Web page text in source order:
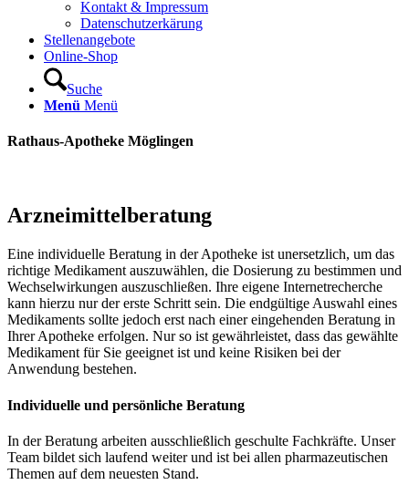
Kontakt & Impressum
Datenschutzerkärung
Stellenangebote
Online-Shop
Suche
Menü Menü
Rathaus-Apotheke Möglingen
Arzneimittelberatung
Eine individuelle Beratung in der Apotheke ist unersetzlich, um das
richtige Medikament auszuwählen, die Dosierung zu bestimmen und
Wechselwirkungen auszuschließen. Ihre eigene Internetrecherche
kann hierzu nur der erste Schritt sein. Die endgültige Auswahl eines
Medikaments sollte jedoch erst nach einer eingehenden Beratung in
Ihrer Apotheke erfolgen. Nur so ist gewährleistet, dass das gewählte
Medikament für Sie geeignet ist und keine Risiken bei der
Anwendung bestehen.
Individuelle und persönliche Beratung
In der Beratung arbeiten ausschließlich geschulte Fachkräfte. Unser
Team bildet sich laufend weiter und ist bei allen pharmazeutischen
Themen auf dem neuesten Stand.